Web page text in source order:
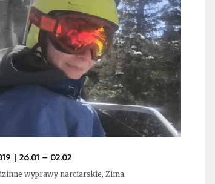
| 26.01 – 02.02
wyprawy narciarskie, Zima